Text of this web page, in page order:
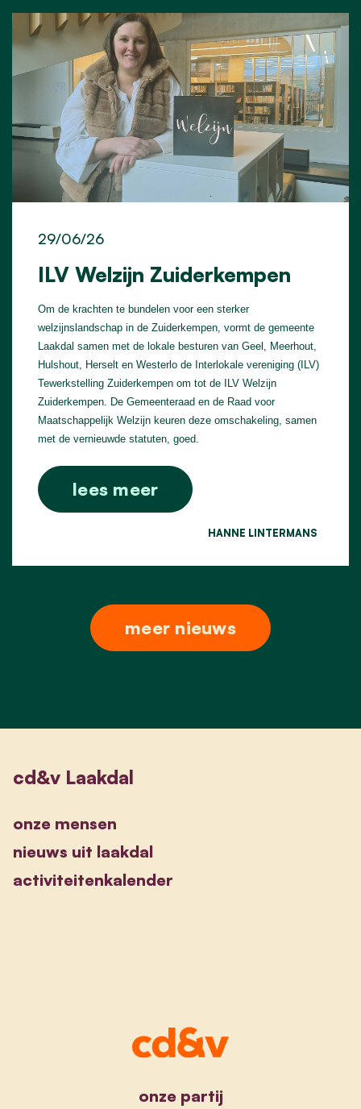
ILV Welzijn Zuiderkempen
29/06/26
Om de krachten te bundelen voor een sterker
welzijnslandschap in de Zuiderkempen, vormt de gemeente
Laakdal samen met de lokale besturen van Geel, Meerhout,
Hulshout, Herselt en Westerlo de Interlokale vereniging (ILV)
Tewerkstelling Zuiderkempen om tot de ILV Welzijn
Zuiderkempen. De Gemeenteraad en de Raad voor
Maatschappelijk Welzijn keuren deze omschakeling, samen
met de vernieuwde statuten, goed.
lees meer
HANNE LINTERMANS
meer nieuws
cd&v Laakdal
onze mensen
nieuws uit laakdal
activiteitenkalender
onze partij